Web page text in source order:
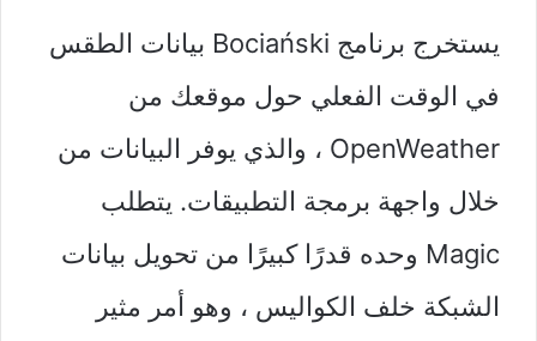
يستخرج برنامج Bociański بيانات الطقس
في الوقت الفعلي حول موقعك من
OpenWeather ، والذي يوفر البيانات من
خلال واجهة برمجة التطبيقات. يتطلب
Magic وحده قدرًا كبيرًا من تحويل بيانات
الشبكة خلف الكواليس ، وهو أمر مثير